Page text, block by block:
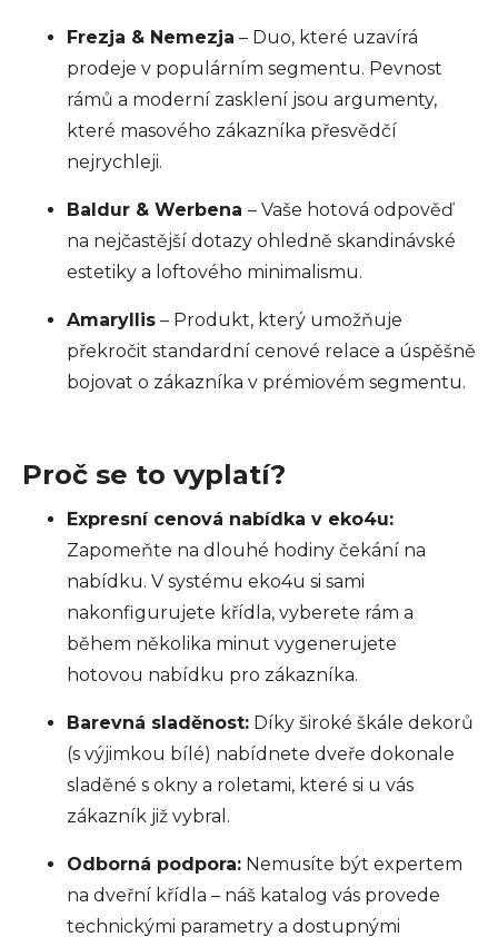
Frezja & Nemezja – Duo, které uzavírá
prodeje v populárním segmentu. Pevnost
rámů a moderní zasklení jsou argumenty,
které masového zákazníka přesvědčí
nejrychleji.
Baldur & Werbena – Vaše hotová odpověď
na nejčastější dotazy ohledně skandinávské
estetiky a loftového minimalismu.
Amaryllis – Produkt, který umožňuje
překročit standardní cenové relace a úspěšně
bojovat o zákazníka v prémiovém segmentu.
Proč se to vyplatí?
Expresní cenová nabídka v eko4u:
Zapomeňte na dlouhé hodiny čekání na
nabídku. V systému eko4u si sami
nakonfigurujete křídla, vyberete rám a
během několika minut vygenerujete
hotovou nabídku pro zákazníka.
Barevná sladěnost: Díky široké škále dekorů
(s výjimkou bílé) nabídnete dveře dokonale
sladěné s okny a roletami, které si u vás
zákazník již vybral.
Odborná podpora: Nemusíte být expertem
na dveřní křídla – náš katalog vás provede
technickými parametry a dostupnými